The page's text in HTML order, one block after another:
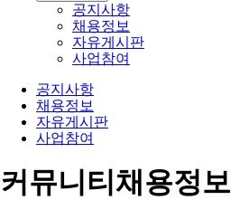
공지사항
채용정보
자유게시판
사업참여
공지사항
채용정보
자유게시판
사업참여
커뮤니티채용정보